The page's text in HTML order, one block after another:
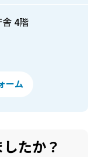
4階
ーム
たか？